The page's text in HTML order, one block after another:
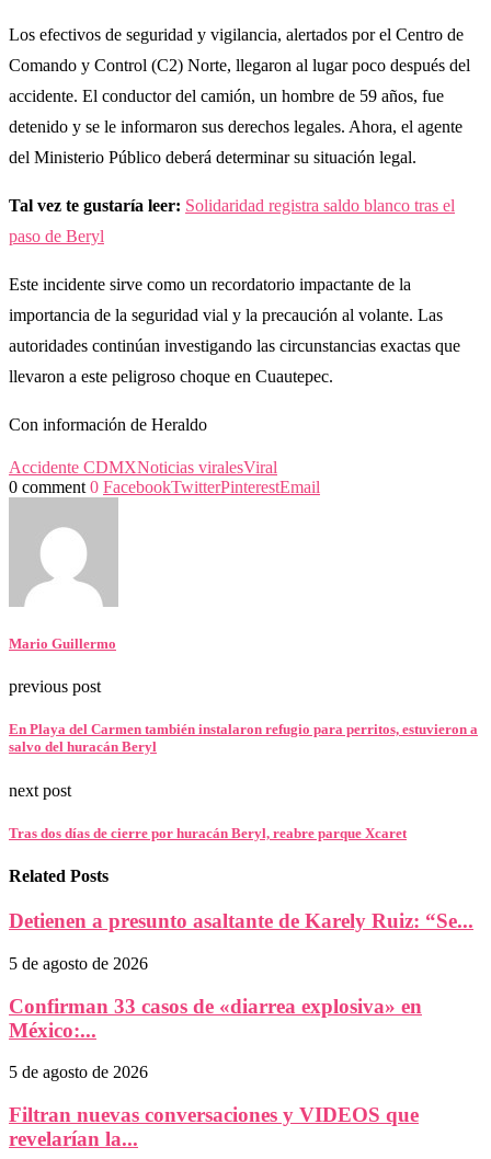
Los efectivos de seguridad y vigilancia, alertados por el Centro de
Comando y Control (C2) Norte, llegaron al lugar poco después del
accidente. El conductor del camión, un hombre de 59 años, fue
detenido y se le informaron sus derechos legales. Ahora, el agente
del Ministerio Público deberá determinar su situación legal.
Tal vez te gustaría leer: Solidaridad registra saldo blanco tras el
paso de Beryl
Este incidente sirve como un recordatorio impactante de la
importancia de la seguridad vial y la precaución al volante. Las
autoridades continúan investigando las circunstancias exactas que
llevaron a este peligroso choque en Cuautepec.
Con información de Heraldo
Accidente CDMXNoticias viralesViral
0 comment 0 FacebookTwitterPinterestEmail
Mario Guillermo
previous post
En Playa del Carmen también instalaron refugio para perritos, estuvieron a
salvo del huracán Beryl
next post
Tras dos días de cierre por huracán Beryl, reabre parque Xcaret
Related Posts
Detienen a presunto asaltante de Karely Ruiz: “Se...
5 de agosto de 2026
Confirman 33 casos de «diarrea explosiva» en
México:...
5 de agosto de 2026
Filtran nuevas conversaciones y VIDEOS que
revelarían la...